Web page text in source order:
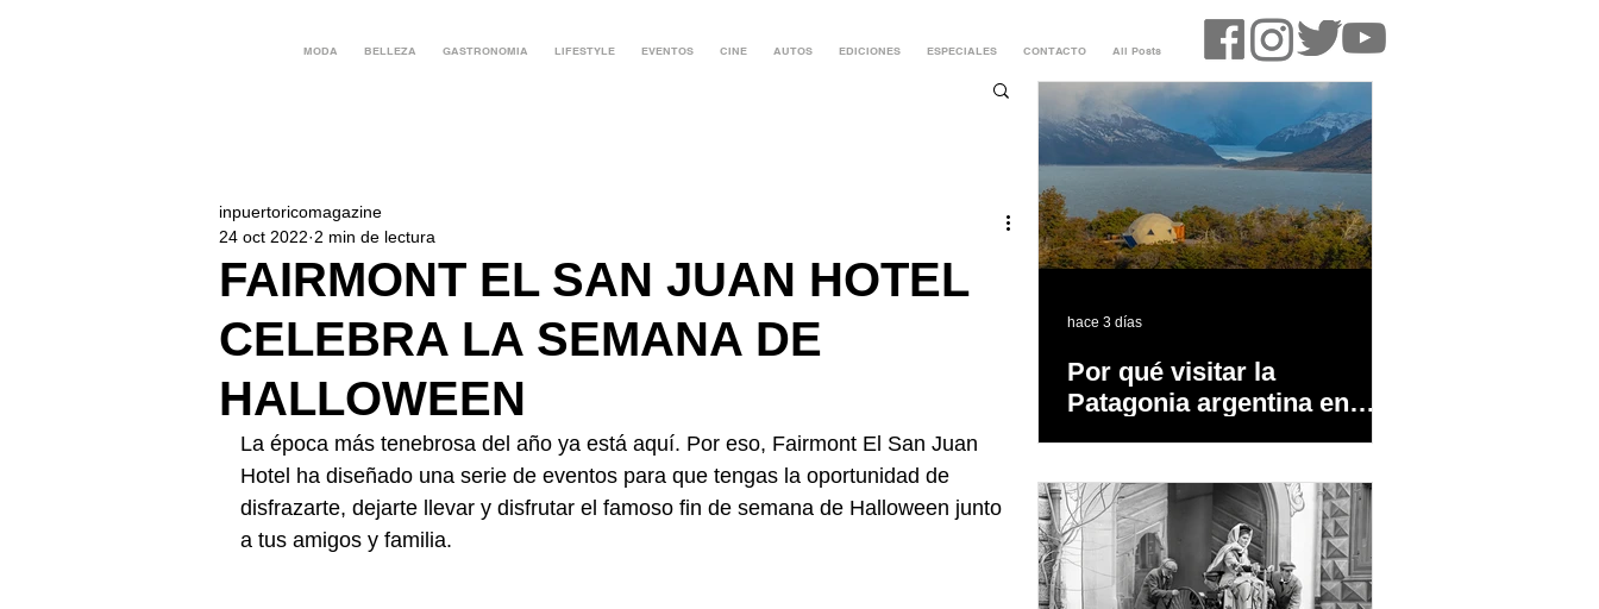
MODA BELLEZA GASTRONOMIA LIFESTYLE EVENTOS CINE AUTOS EDICIONES ESPECIALES CONTACTO All Posts
FAIRMONT EL SAN JUAN HOTEL
CELEBRA LA SEMANA DE
HALLOWEEN
inpuertoricomagazine
24 oct 2022 2 min de lectura
La época más tenebrosa del año ya está aquí. Por eso, Fairmont El San Juan
Hotel ha diseñado una serie de eventos para que tengas la oportunidad de
disfrazarte, dejarte llevar y disfrutar el famoso fin de semana de Halloween junto
a tus amigos y familia.
Por qué visitar la
Patagonia argentina en
hace 3 días